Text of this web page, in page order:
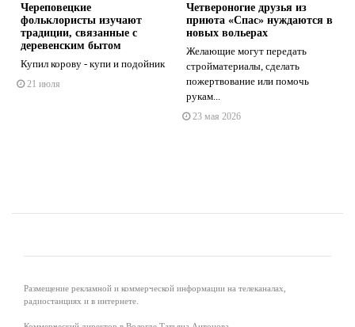
Череповецкие
фольклористы изучают
традиции, связанные с
деревенским бытом
Купил корову - купи и подойник
21 июля
Четвероногие друзья из
приюта «Спас» нуждаются в
новых вольерах
Желающие могут передать
стройматериалы, сделать
пожертвование или помочь
рукам...
23 мая 2026
Размещение рекламной и коммерческой информации на телеканалах,
радиостанциях и в интернете.